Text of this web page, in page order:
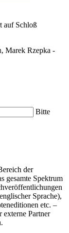
auf Schloß
Marek Rzepka -
Bitte
der
gesamte Spektrum
Sprache),
etc. –
externe Partner